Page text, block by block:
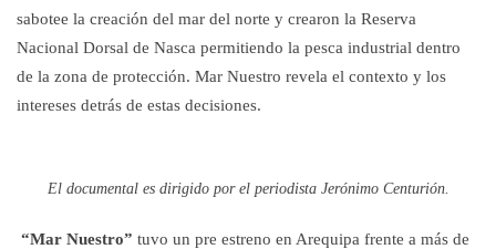
sabotee la creación del mar del norte y crearon la Reserva
Nacional Dorsal de Nasca permitiendo la pesca industrial dentro
de la zona de protección. Mar Nuestro revela el contexto y los
intereses detrás de estas decisiones.
El documental es dirigido por el periodista Jerónimo Centurión.
“Mar Nuestro” tuvo un pre estreno en Arequipa frente a más de